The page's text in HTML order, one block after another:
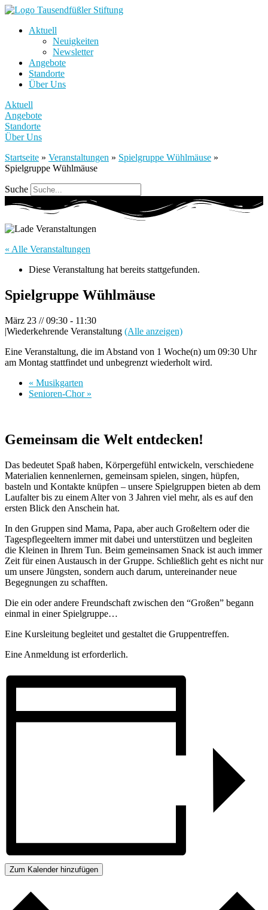
Aktuell
Neuigkeiten
Newsletter
Angebote
Standorte
Über Uns
Aktuell
Angebote
Standorte
Über Uns
Startseite » Veranstaltungen » Spielgruppe Wühlmäuse »
Spielgruppe Wühlmäuse
Suche
« Alle Veranstaltungen
Diese Veranstaltung hat bereits stattgefunden.
Spielgruppe Wühlmäuse
März 23 // 09:30 - 11:30
|Wiederkehrende Veranstaltung (Alle anzeigen)
Eine Veranstaltung, die im Abstand von 1 Woche(n) um 09:30 Uhr
am Montag stattfindet und unbegrenzt wiederholt wird.
« Musikgarten
Senioren-Chor »
Gemeinsam die Welt entdecken!
Das bedeutet Spaß haben, Körpergefühl entwickeln, verschiedene
Materialien kennenlernen, gemeinsam spielen, singen, hüpfen,
basteln und Kontakte knüpfen – unsere Spielgruppen bieten ab dem
Laufalter bis zu einem Alter von 3 Jahren viel mehr, als es auf den
ersten Blick den Anschein hat.
In den Gruppen sind Mama, Papa, aber auch Großeltern oder die
Tagespflegeeltern immer mit dabei und unterstützen und begleiten
die Kleinen in Ihrem Tun. Beim gemeinsamen Snack ist auch immer
Zeit für einen Austausch in der Gruppe. Schließlich geht es nicht nur
um unsere Jüngsten, sondern auch darum, untereinander neue
Begegnungen zu schafften.
Die ein oder andere Freundschaft zwischen den “Großen” begann
einmal in einer Spielgruppe…
Eine Kursleitung begleitet und gestaltet die Gruppentreffen.
Eine Anmeldung ist erforderlich.
Zum Kalender hinzufügen